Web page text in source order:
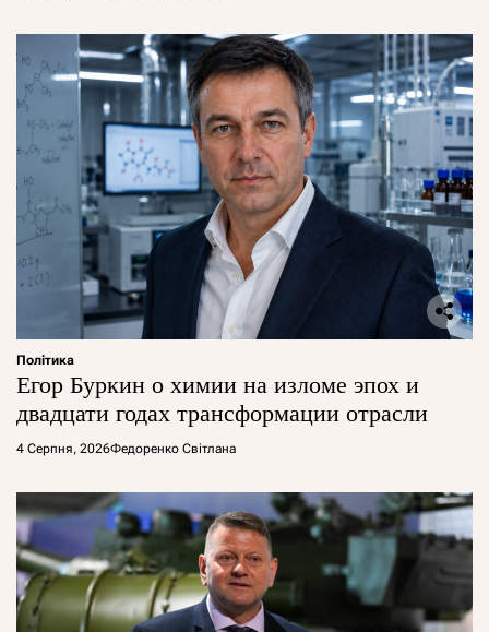
Політика
Егор Буркин о химии на изломе эпох и
двадцати годах трансформации отрасли
4 Серпня, 2026Федоренко Світлана